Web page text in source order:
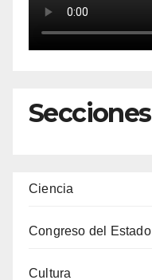
Secciones
Ciencia
Congreso del Estado
Cultura